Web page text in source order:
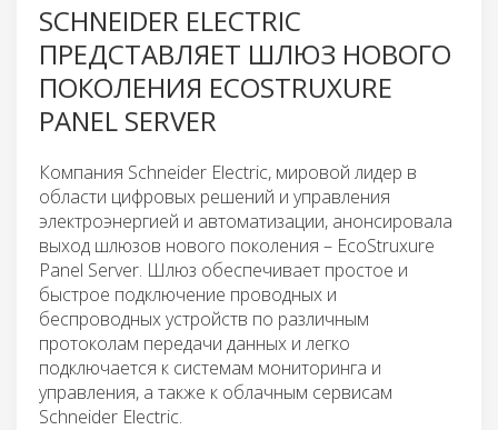
SCHNEIDER ELECTRIC
ПРЕДСТАВЛЯЕТ ШЛЮЗ НОВОГО
ПОКОЛЕНИЯ ECOSTRUXURE
PANEL SERVER
Компания Schneider Electric, мировой лидер в
области цифровых решений и управления
электроэнергией и автоматизации, анонсировала
выход шлюзов нового поколения – EcoStruxure
Panel Server. Шлюз обеспечивает простое и
быстрое подключение проводных и
беспроводных устройств по различным
протоколам передачи данных и легко
подключается к системам мониторинга и
управления, а также к облачным сервисам
Schneider Electric.